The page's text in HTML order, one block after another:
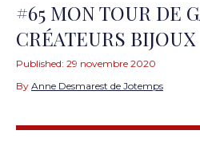
#65 MON TOUR DE
CRÉATEURS BIJOUX
Published: 29 novembre 2020
By Anne Desmarest de Jotemps